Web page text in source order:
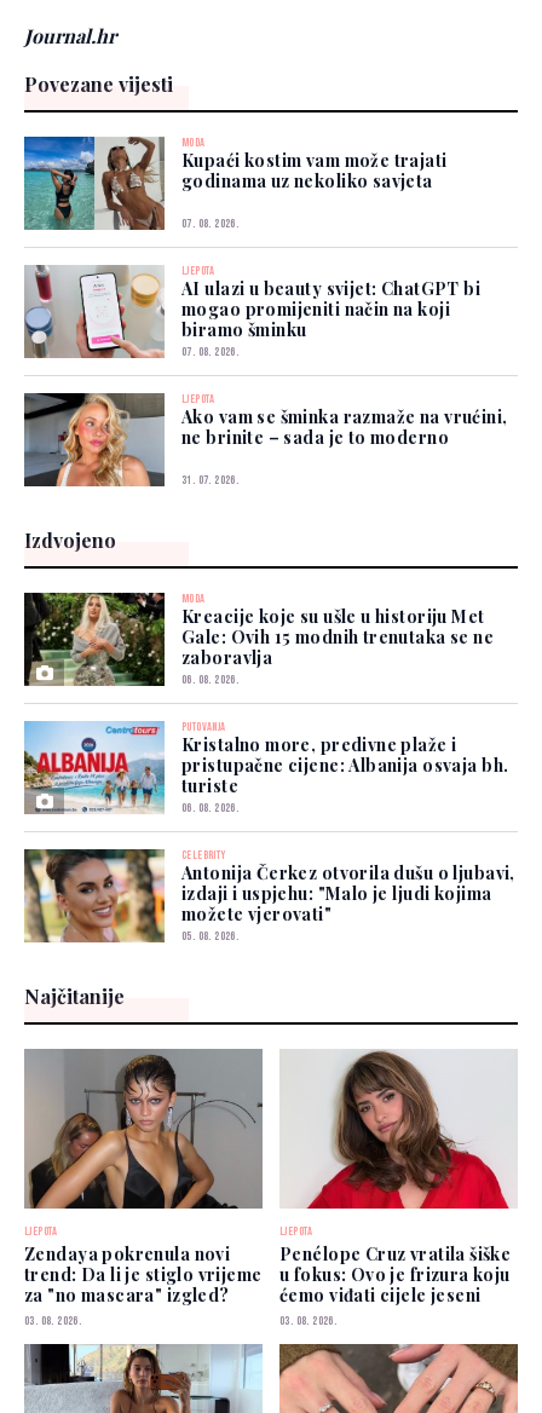
Journal.hr
Povezane vijesti
MODA
Kupaći kostim vam može trajati
godinama uz nekoliko savjeta
07. 08. 2026.
LJEPOTA
AI ulazi u beauty svijet: ChatGPT bi
mogao promijeniti način na koji
biramo šminku
07. 08. 2026.
LJEPOTA
Ako vam se šminka razmaže na vrućini,
ne brinite – sada je to moderno
31. 07. 2026.
Izdvojeno
MODA
Kreacije koje su ušle u historiju Met
Gale: Ovih 15 modnih trenutaka se ne
zaboravlja
06. 08. 2026.
PUTOVANJA
Kristalno more, predivne plaže i
pristupačne cijene: Albanija osvaja bh.
turiste
06. 08. 2026.
CELEBRITY
Antonija Čerkez otvorila dušu o ljubavi,
izdaji i uspjehu: "Malo je ljudi kojima
možete vjerovati"
05. 08. 2026.
Najčitanije
LJEPOTA
Zendaya pokrenula novi
trend: Da li je stiglo vrijeme
za "no mascara" izgled?
03. 08. 2026.
LJEPOTA
Penélope Cruz vratila šiške
u fokus: Ovo je frizura koju
ćemo viđati cijele jeseni
03. 08. 2026.